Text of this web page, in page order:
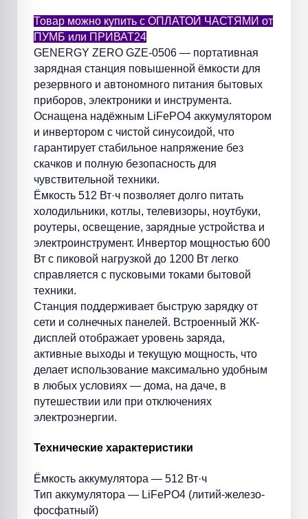
Товар можно купить с ОПЛАТОЙ ЧАСТЯМИ от
ПУМБ или ПРИВАТ24
GENERGY ZERO GZE-0506 — портативная
зарядная станция повышенной ёмкости для
резервного и автономного питания бытовых
приборов, электроники и инструмента.
Оснащена надёжным LiFePO4 аккумулятором
и инвертором с чистой синусоидой, что
гарантирует стабильное напряжение без
скачков и полную безопасность для
чувствительной техники.
Ёмкость 512 Вт·ч позволяет долго питать
холодильники, котлы, телевизоры, ноутбуки,
роутеры, освещение, зарядные устройства и
электроинструмент. Инвертор мощностью 600
Вт с пиковой нагрузкой до 1200 Вт легко
справляется с пусковыми токами бытовой
техники.
Станция поддерживает быструю зарядку от
сети и солнечных панелей. Встроенный ЖК-
дисплей отображает уровень заряда,
активные выходы и текущую мощность, что
делает использование максимально удобным
в любых условиях — дома, на даче, в
путешествии или при отключениях
электроэнергии.
Технические характеристики
Ёмкость аккумулятора — 512 Вт·ч
Тип аккумулятора — LiFePO4 (литий-железо-
фосфатный)